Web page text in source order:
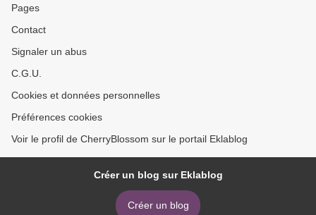
Pages
Contact
Signaler un abus
C.G.U.
Cookies et données personnelles
Préférences cookies
Voir le profil de CherryBlossom sur le portail Eklablog
Créer un blog sur Eklablog
Créer un blog